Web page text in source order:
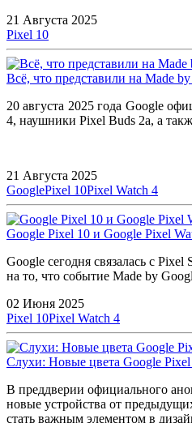
21 Августа 2025
Pixel 10
Всё, что представили на Made
20 августа 2025 года Google
4, наушники Pixel Buds 2a, а
21 Августа 2025
GooglePixel 10Pixel Watch 4
Google Pixel 10 и Google Pixel
Google сегодня связалась с
на то, что событие Made by
02 Июня 2025
Pixel 10Pixel Watch 4
Слухи: Новые цвета Google
В преддверии официального
новые устройства от
стать важным элементом в